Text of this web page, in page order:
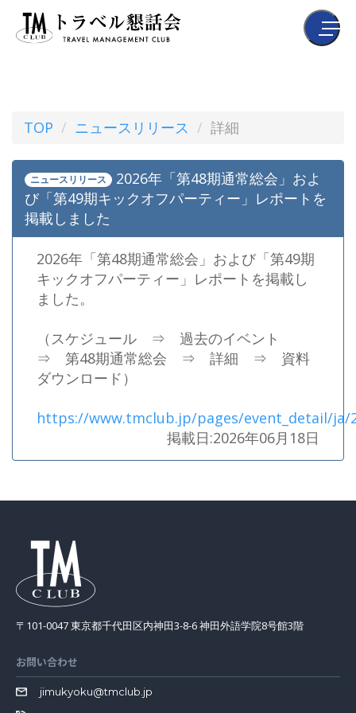
TOP ニュースリリース 詳細
ニュースリリース
2026年「第48期通常総会」およ
び「第49期キックオフパーティー」レポートを
掲載しました
2026年「第48期通常総会」および「第49期
キックオフパーティー」レポートを掲載し
ました。
（スケジュール ⇒ 過去のイベント
⇒ 第48期通常総会 ⇒ 詳細 ⇒ 資料
ダウンロード）
https://www.tmclub.jp/pages/event_detail/ja/
掲載日:2026年06月18日
〒101-0047 東京都千代田区内神田3-8-6 神田外語学院8号館3階
お問い合わせ
jimukyoku@tmclub.jp